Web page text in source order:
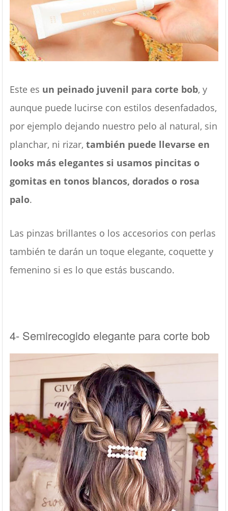
Este es un peinado juvenil para corte bob, y
aunque puede lucirse con estilos desenfadados,
por ejemplo dejando nuestro pelo al natural, sin
planchar, ni rizar, también puede llevarse en
looks más elegantes si usamos pincitas o
gomitas en tonos blancos, dorados o rosa
palo.
Las pinzas brillantes o los accesorios con perlas
también te darán un toque elegante, coquette y
femenino si es lo que estás buscando.
4- Semirecogido elegante para corte bob